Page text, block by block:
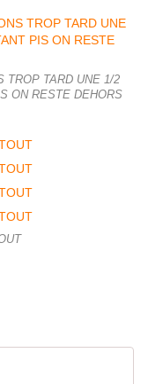
TROP TARD UNE 1/2
ON RESTE DEHORS